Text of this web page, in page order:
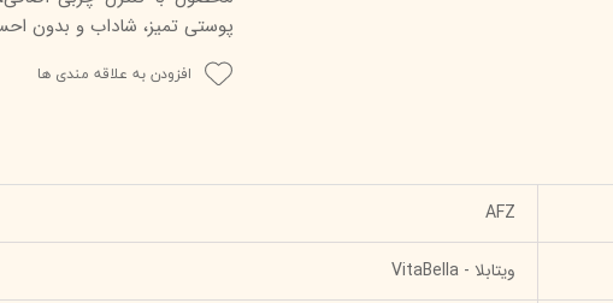
پوستی تمیز، شاداب و بدون
افزودن به علاقه مندی ها
AFZ
ویتابلا - VitaBella